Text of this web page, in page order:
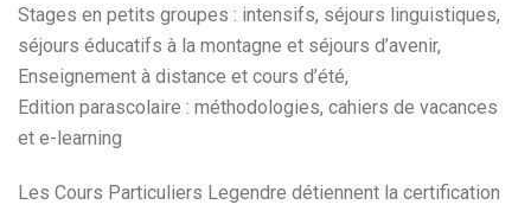
Stages en petits groupes : intensifs, séjours linguistiques,
séjours éducatifs à la montagne et séjours d’avenir,
Enseignement à distance et cours d’été,
Edition parascolaire : méthodologies, cahiers de vacances
et e-learning
Les Cours Particuliers Legendre détiennent la certification